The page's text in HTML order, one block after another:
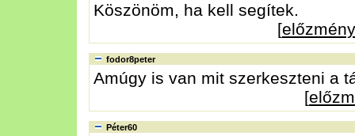
Köszönöm, ha kell segítek.
[előzmény
fodor8peter
Amúgy is van mit szerkeszteni a
[
Péter60